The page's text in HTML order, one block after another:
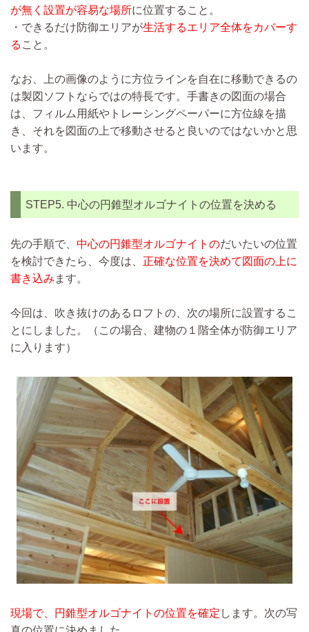
が無く設置が容易な場所に位置すること。
・できるだけ防御エリアが生活するエリア全体をカバーす
る こと。
なお、上の画像のように方位ラインを自在に移動できるの
は製図ソフトならではの特長です。手書きの図面の場合
は、フィルム用紙やトレーシングペーパーに方位線を描
き、それを図面の上で移動させると良いのではないかと思
います。
STEP5. 中心の円錐型オルゴナイトの位置を決める
先の手順で、 中心の円錐型オルゴナイトのだいたいの位置
を検討できたら、今度は、 正確な位置を決めて図面の上に
書き込み ます。
今回は、吹き抜けのあるロフトの、次の場所に設置するこ
とにしました。（この場合、建物の１階全体が防御エリア
に入ります）
現場で、円錐型オルゴナイトの位置を確定 します。次の写